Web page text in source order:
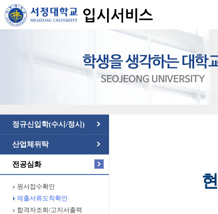
정규신입학(수시/정시)
산업체위탁
전공심화
원서접수확인
제출서류도착확인
합격자조회/고지서출력